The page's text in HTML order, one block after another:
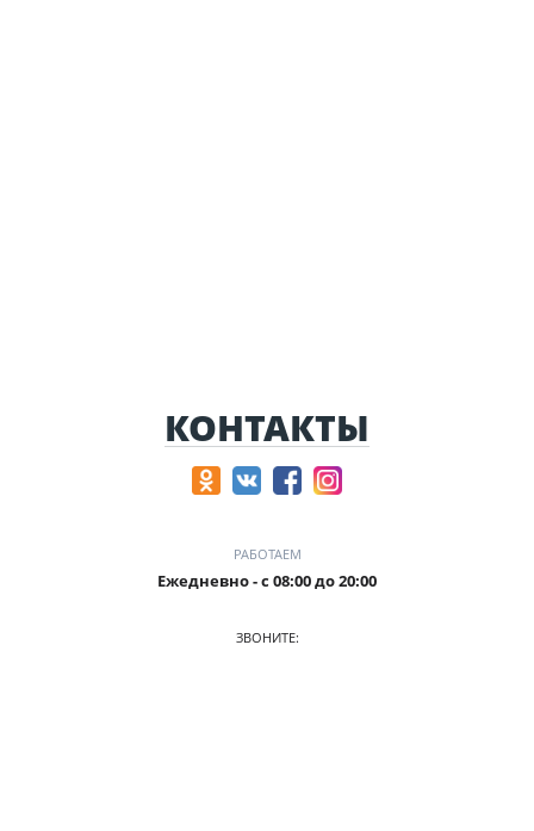
КОНТАКТЫ
РАБОТАЕМ
Ежедневно - с 08:00 до 20:00
ЗВОНИТЕ: